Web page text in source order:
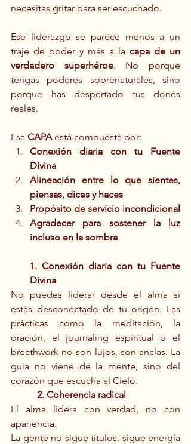
necesitas gritar para ser escuchado.
Ese liderazgo se parece menos a un
traje de poder y más a la capa de un
verdadero superhéroe. No porque
tengas poderes sobrenaturales, sino
porque has despertado tus dones
reales.
Esa CAPA está compuesta por:
Conexión diaria con tu Fuente
Divina
Alineación entre lo que sientes,
piensas, dices y haces
Propósito de servicio incondicional
Agradecer para sostener la luz
incluso en la sombra
1. Conexión diaria con tu Fuente
Divina
No puedes liderar desde el alma si
estás desconectado de tu origen. Las
prácticas como la meditación, la
oración, el journaling espiritual o el
breathwork no son lujos, son anclas. La
guía no viene de la mente, sino del
corazón que escucha al Cielo.
	 2. Coherencia radical
El alma lidera con verdad, no con
apariencia.
La gente no sigue títulos, sigue energía